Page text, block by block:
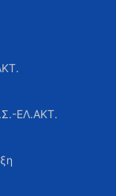
ΕΛ.ΑΚΤ.